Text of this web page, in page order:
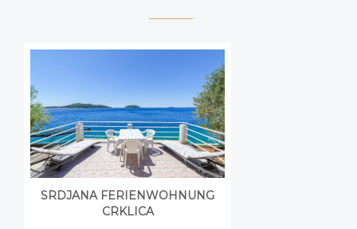
SRDJANA FERIENWOHNUNG
CRKLICA